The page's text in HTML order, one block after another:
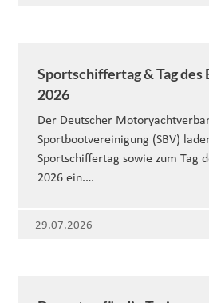
Sportschiffertag & Tag
2026
Der Deutscher
Sportbootvereinigung (SBV)
Sportschiffertag sowie zum Tag
2026 ein.…
29.07.2026